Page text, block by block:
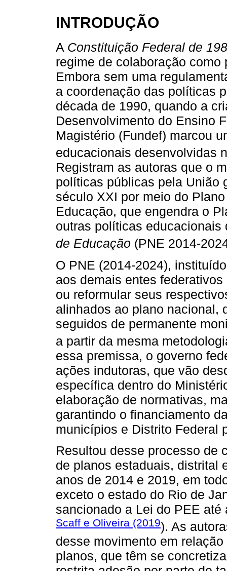
INTRODUÇÃO
A Constituição Federal de
regime de colaboração
Embora sem uma
a coordenação das políticas
década de 1990, quando a
Desenvolvimento do Ensino
Magistério (Fundef) marcou
educacionais desenvolvidas
Registram as autoras que o
políticas públicas pela União
século XXI por meio do
Educação, que engendra o
outras políticas
de Educação (PNE 2014-
O PNE (2014-2024),
aos demais entes
ou reformular seus
alinhados ao plano nacional,
seguidos de permanente
a partir da mesma
essa premissa, o governo
ações indutoras, que vão
específica dentro do
elaboração de normativas,
garantindo o financiamento
municípios e Distrito Federal
Resultou desse processo de
de planos estaduais, distrital
anos de 2014 e 2019, em
exceto o estado do Rio de
sancionado a Lei do PEE
Scaff e Oliveira (2019). As
desse movimento em
planos, que têm se